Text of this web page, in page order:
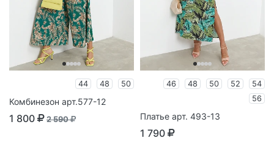
44 48 50
Комбинезон арт.577-12
1 800 2 590
46 48 50 52
54
56
Платье арт. 493-13
1 790